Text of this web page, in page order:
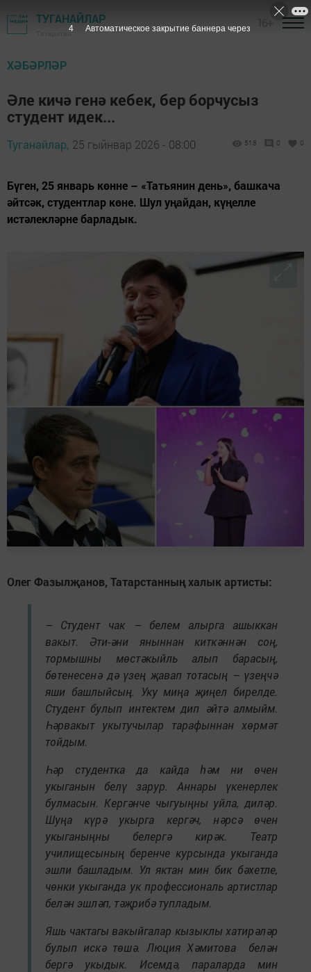
ТУГАНАЙЛАР
ХӘБӘРЛӘР
Әле кичә генә кебек, бер борчусыз
студент идек...
Туганайлар, 25 гыйнвар 2026 - 08:00 518 0 0
Бүген, 25 январь көнне – «Татьянин день», башкача
әйтсәк, студентлар көне. Шул уңайдан, күңелле
истәлекләрне барладык.
Олег Фазылҗанов, Татарстанның халык артисты:
– Студент чак – белем алырга ашыккан
вакыт. Әти-әни яныннан киткәннән соң,
тормышны мөстәкыйль алып барасың,
бөтенесенә дә үзең җавап тотасың – үзеңчә
яши башлыйсың. Уку миңа җиңел бирелде.
Студент булып интектем дип әйтә алмыйм.
Һәрвакыт укытучылар тарафыннан хөрмәт
тойдым.
Һәр студентка да кайда һәм ни өчен
укыганын белү зарур. Аннары үкенерлек
булмасын. Кергәнче чыгуыңны уйла, диләр.
Шуңа күрә укырга кергәч, нәрсә өчен
укыганыңны белергә кирәк. Театр
училищесының беренче курсында укыганда
эшли башладым. Ул яктан мин бик бәхетле,
чөнки укыганда ук профессиональ артистлар
белән эшләп, тәҗрибә тупладым.
Яшь чактагы вакыйгалар кызыклы хатирәләр
булып искә төшә. Люция Хәмитова белән
бергә укыдык. Исемдә, параларда мин
2 Автоматическое закрытие баннера через